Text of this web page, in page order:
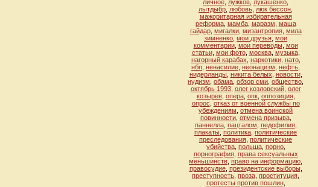
личное лужков лукашенко
лытдыбр любовь люк бессон
мажоритарная избирательная
реформа, мамба, маразм маша
гайдар, мигалки, мизантропия, мила
зимненко мои друзья мои
комментарии, мои переводы, мои
статьи, мои фото, москва, музыка,
нагорный карабах наркотики, нато,
нбп ненасилие неонацизм нефть
нидерланды, никита белых новости,
нудизм обама обзор сми общество
октябрь 1993, олег козловский, олег
козырев, опера, опк, оппозиция,
опрос отказ от военной службы по
убеждениям отмена воинской
повинности, отмена призыва,
паннелла, пацталом педофилия,
плакаты политика политические
преследования политические
убийства, польша, порно,
порнография, права сексуальных
меньшинств право на информацию
правосудие, президентские выборы,
преступность проза проституция
протесты против пошлин,